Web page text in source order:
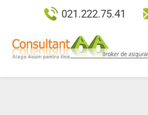
021.222.75.41